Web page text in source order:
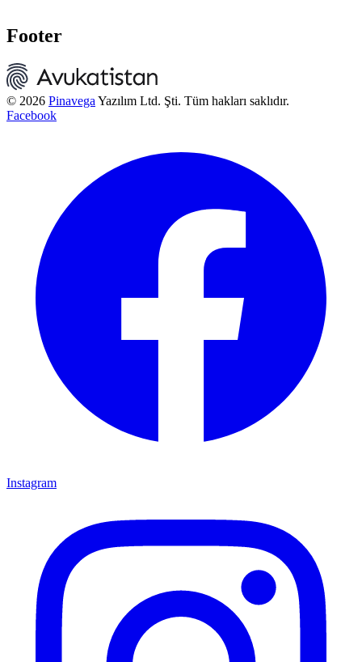
Footer
© 2026 Pinavega Yazılım Ltd. Şti. Tüm hakları saklıdır.
Facebook
Instagram